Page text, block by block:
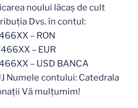
noului lăcaş de cult
Dvs. în contul:
– RON
– EUR
– USD BANCA
Numele contului: Catedrala
Vă mulţumim!